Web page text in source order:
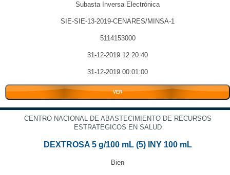
Subasta Inversa Electrónica
SIE-SIE-13-2019-CENARES/MINSA-1
5114153000
31-12-2019 12:20:40
31-12-2019 00:01:00
VER
CENTRO NACIONAL DE ABASTECIMIENTO DE RECURSOS
ESTRATEGICOS EN SALUD
DEXTROSA 5 g/100 mL (5) INY 100 mL
Bien